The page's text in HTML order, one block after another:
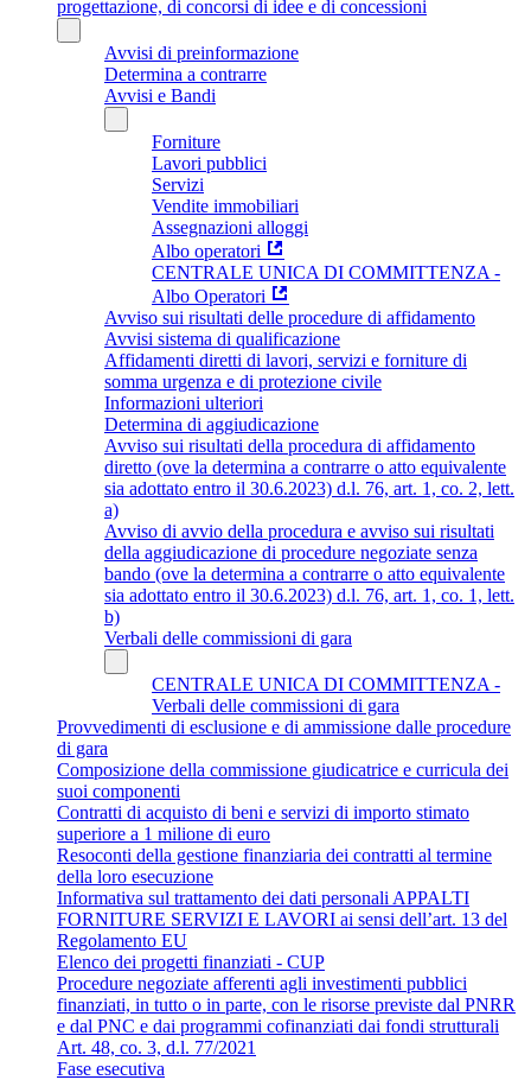
progettazione, di concorsi di idee e di concessioni
Avvisi di preinformazione
Determina a contrarre
Avvisi e Bandi
Forniture
Lavori pubblici
Servizi
Vendite immobiliari
Assegnazioni alloggi
Albo operatori
CENTRALE UNICA DI COMMITTENZA -
Albo Operatori
Avviso sui risultati delle procedure di affidamento
Avvisi sistema di qualificazione
Affidamenti diretti di lavori, servizi e forniture di
somma urgenza e di protezione civile
Informazioni ulteriori
Determina di aggiudicazione
Avviso sui risultati della procedura di affidamento
diretto (ove la determina a contrarre o atto equivalente
sia adottato entro il 30.6.2023) d.l. 76, art. 1, co. 2, lett.
a)
Avviso di avvio della procedura e avviso sui risultati
della aggiudicazione di procedure negoziate senza
bando (ove la determina a contrarre o atto equivalente
sia adottato entro il 30.6.2023) d.l. 76, art. 1, co. 1, lett.
b)
Verbali delle commissioni di gara
CENTRALE UNICA DI COMMITTENZA -
Verbali delle commissioni di gara
Provvedimenti di esclusione e di ammissione dalle procedure
di gara
Composizione della commissione giudicatrice e curricula dei
suoi componenti
Contratti di acquisto di beni e servizi di importo stimato
superiore a 1 milione di euro
Resoconti della gestione finanziaria dei contratti al termine
della loro esecuzione
Informativa sul trattamento dei dati personali APPALTI
FORNITURE SERVIZI E LAVORI ai sensi dell’art. 13 del
Regolamento EU
Elenco dei progetti finanziati - CUP
Procedure negoziate afferenti agli investimenti pubblici
finanziati, in tutto o in parte, con le risorse previste dal PNRR
e dal PNC e dai programmi cofinanziati dai fondi strutturali
Art. 48, co. 3, d.l. 77/2021
Fase esecutiva